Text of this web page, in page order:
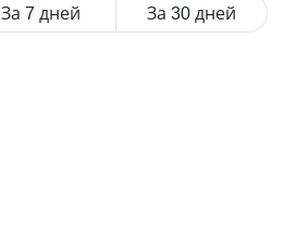
За 7 дней За 30 дней